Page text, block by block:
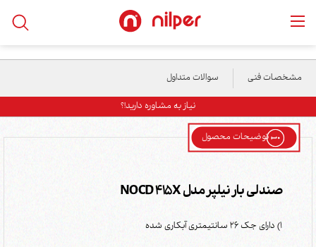
خانه/ صندلی بار نیلپر مدل NOCD 415X
مشخصات فنی سوالات متداول
نیاز به مشاوره دارید!؟
توضیحات محصول
صندلی بار نیلپر مدل NOCD 415X
1) دارای جک 26 سانتیمتری آبکاری شده